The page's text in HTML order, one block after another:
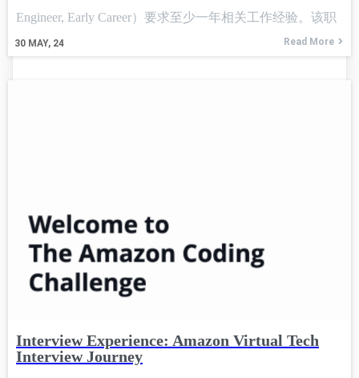
30 MAY, 24
Engineer, Early Career）要求至少一年相关工作经验。该职
位的申请者已收到一份时长不超过30分钟的在线评估测
Read More
Interview Experience: Amazon Virtual Tech
Interview Journey